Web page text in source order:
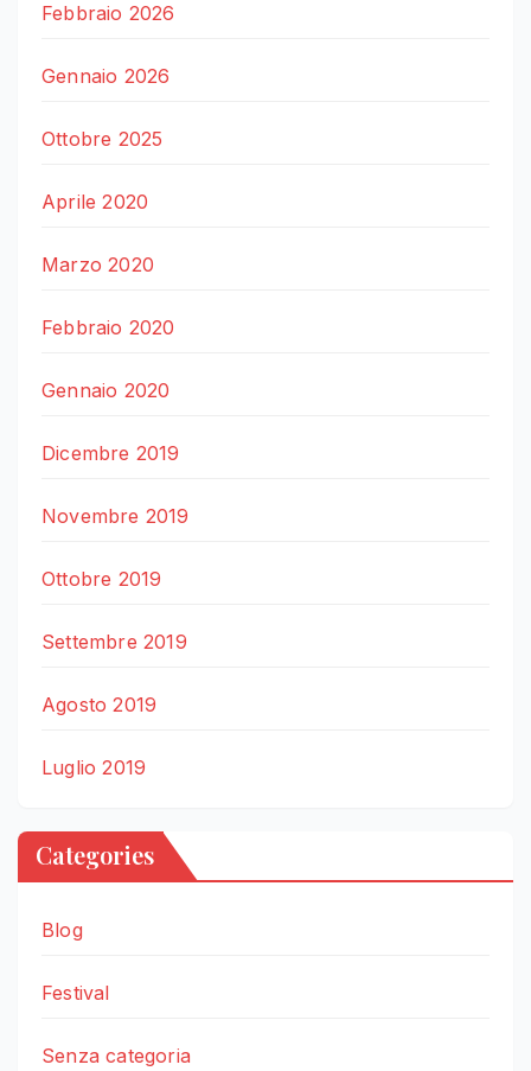
Febbraio 2026
Gennaio 2026
Ottobre 2025
Aprile 2020
Marzo 2020
Febbraio 2020
Gennaio 2020
Dicembre 2019
Novembre 2019
Ottobre 2019
Settembre 2019
Agosto 2019
Luglio 2019
Categories
Blog
Festival
Senza categoria